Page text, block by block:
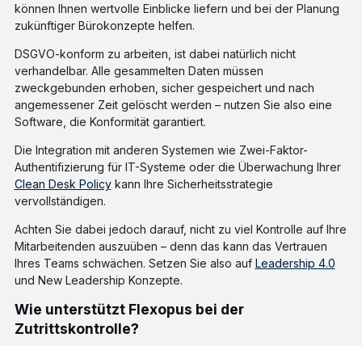
können Ihnen wertvolle Einblicke liefern und bei der Planung
zukünftiger Bürokonzepte helfen.
DSGVO-konform zu arbeiten, ist dabei natürlich nicht
verhandelbar. Alle gesammelten Daten müssen
zweckgebunden erhoben, sicher gespeichert und nach
angemessener Zeit gelöscht werden – nutzen Sie also eine
Software, die Konformität garantiert.
Die Integration mit anderen Systemen wie Zwei-Faktor-
Authentifizierung für IT-Systeme oder die Überwachung Ihrer
Clean Desk Policykann Ihre Sicherheitsstrategie
vervollständigen.
Achten Sie dabei jedoch darauf, nicht zu viel Kontrolle auf Ihre
Mitarbeitenden auszuüben – denn das kann das Vertrauen
Ihres Teams schwächen. Setzen Sie also auf Leadership 4.0
und New Leadership Konzepte.
Wie unterstützt Flexopus bei der
Zutrittskontrolle?